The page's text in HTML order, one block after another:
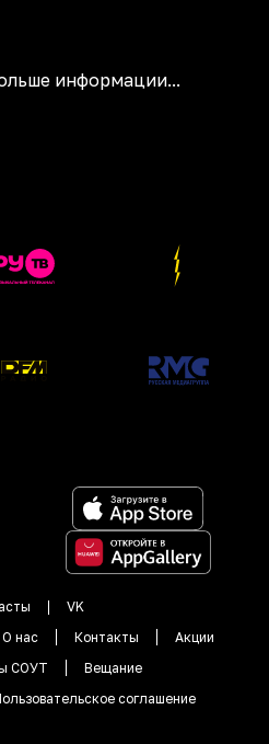
информации...
VK
О нас Контакты
Акции
СОУТ
Вещание
соглашение